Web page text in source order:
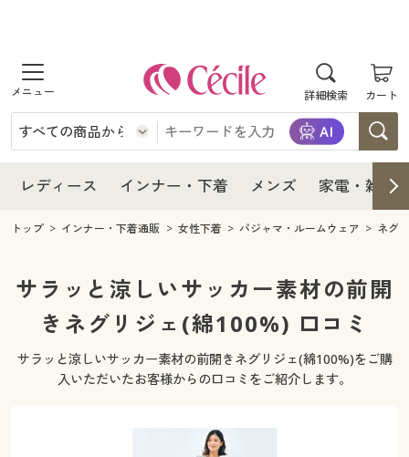
詳細検索 カート
商品を探す
レディース
レディースファッション
女性下着
インナー・下着
インナー・下着通販すべて
女性下着
メンズ下着
ジュニア・ティーンズ下着
メンズ
メンズ通販すべて
メンズファッション
メンズ下着
家電・雑貨
家電・雑貨すべて
寝具・インテリア・家具
寝具・インテリア・家具通販すべて
美容・健康
レディース インナー・下着 メンズ 家電・雑貨
レディース
レディース通販すべて
レディースファッション
インナー・下着
インナー・下着通販すべて
ジュニア・ティーンズ下着
メンズ
メンズ下着
家電
キッチン・雑貨・日用品
寝具・インテリア・家具通販すべて
家具・収納
美容・健康
美容・健康通販すべて
制服・スクール
トップ インナー・下着通販 女性下着 パジャマ・ルームウェア ネグ
サラッと涼しいサッカー素材の前開
きネグリジェ(綿100%) 口コミ
サラッと涼しいサッカー素材の前開きネグリジェ(綿100%)をご購
入いただいたお客様からの口コミをご紹介します。